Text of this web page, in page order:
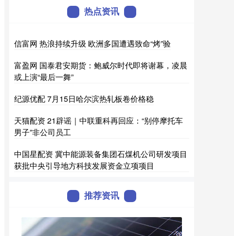
热点资讯
信富网 热浪持续升级 欧洲多国遭遇致命“烤”验
富盈网 国泰君安期货：鲍威尔时代即将谢幕，凌晨
或上演“最后一舞”
纪源优配 7月15日哈尔滨热轧板卷价格稳
天猫配资 21辟谣｜中联重科再回应：“别停摩托车
男子”非公司员工
中国星配资 冀中能源装备集团石煤机公司研发项目
获批中央引导地方科技发展资金立项项目
推荐资讯